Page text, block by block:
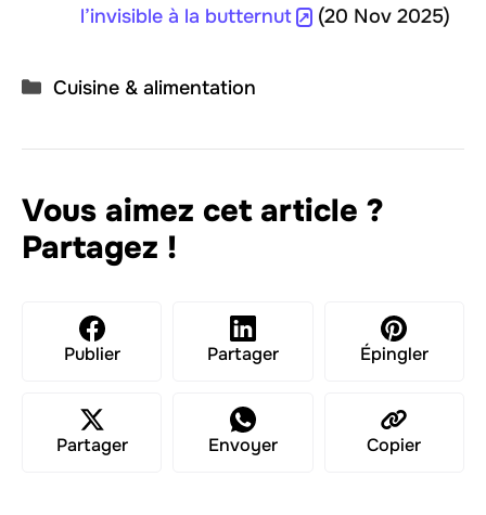
l’invisible à la butternut
(20 Nov 2025)
Catégories
Cuisine & alimentation
Vous aimez cet article ?
Partagez !
Publier Partager Épingler
Partager Envoyer Copier